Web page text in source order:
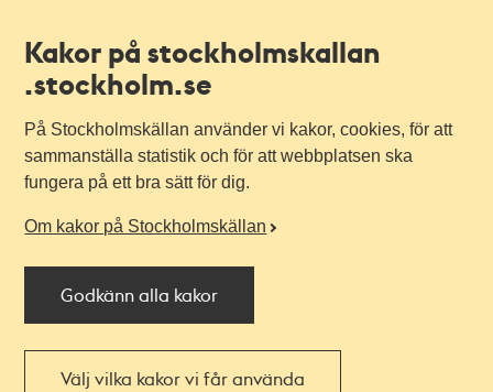
Kakor på stockholmskallan
.stockholm.se
På Stockholmskällan använder vi kakor, cookies, för att
sammanställa statistik och för att webbplatsen ska
fungera på ett bra sätt för dig.
Om kakor på Stockholmskällan
Godkänn alla kakor
Välj vilka kakor vi får använda